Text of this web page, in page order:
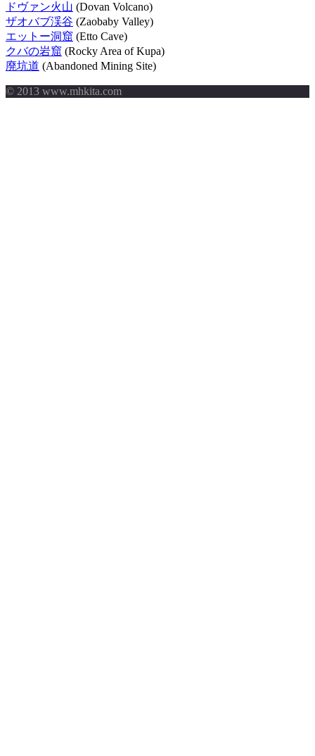
ドヴァン火山 (Dovan Volcano)
ザオバブ渓谷 (Zaobaby Valley)
エットー洞窟 (Etto Cave)
クバの岩窟 (Rocky Area of Kupa)
廃坑道 (Abandoned Mining Site)
© 2013 www.mhkita.com